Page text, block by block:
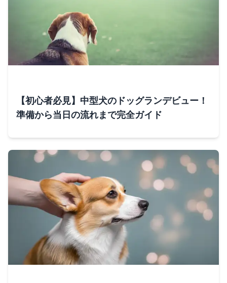
【初心者必見】中型犬のドッグランデビュー！
準備から当日の流れまで完全ガイド